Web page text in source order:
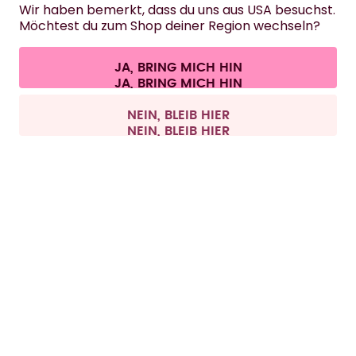
KONTAKT
Cookie-Einstellungen AGB Datenschutz
Vertrag widerrufen
Alle Preise sind inklusive Mehrwertsteuer und zzgl. Versandkosten.
Wir haben bemerkt, dass du uns aus USA besuchst.
Möchtest du zum Shop deiner Region wechseln?
JA, BRING MICH HIN
NEIN, BLEIB HIER